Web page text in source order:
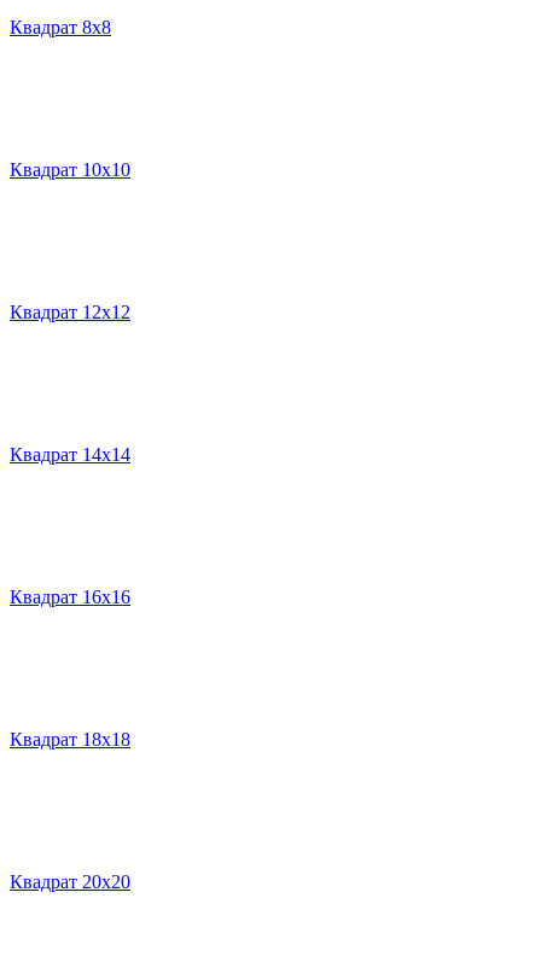
Квадрат 8х8
Квадрат 10х10
Квадрат 12х12
Квадрат 14х14
Квадрат 16х16
Квадрат 18х18
Квадрат 20х20